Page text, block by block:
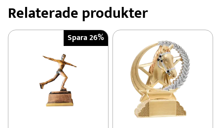
Relaterade produkter
Spara 26%